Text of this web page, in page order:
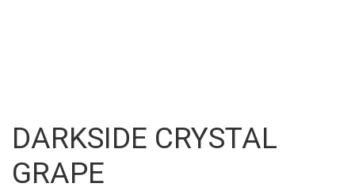
DARKSIDE CRYSTAL
GRAPE